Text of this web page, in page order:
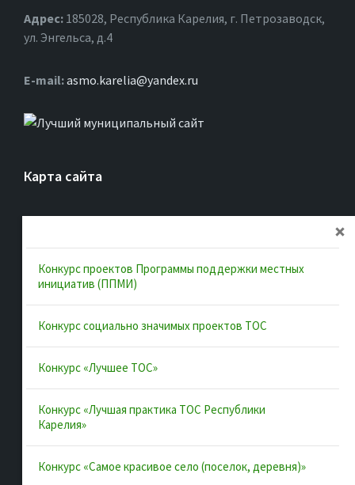
Адрес: 185028, Республика Карелия, г. Петрозаводск,
ул. Энгельса, д.4
Е-mail:asmo.karelia@yandex.ru
Карта сайта
Об ассоциации
Документы
Муниципальные образования
Конкурсы и лучшие практики
Контакты
Полезные ссылки
Интернет-портал Республики Карелия
Конкурс проектов Программы поддержки местных
инициатив (ППМИ)
Конкурс социально значимых проектов ТОС
Конкурс «Лучшее ТОС»
Конкурс «Лучшая практика ТОС Республики
Карелия»
Конкурс «Самое красивое село (поселок, деревня)»